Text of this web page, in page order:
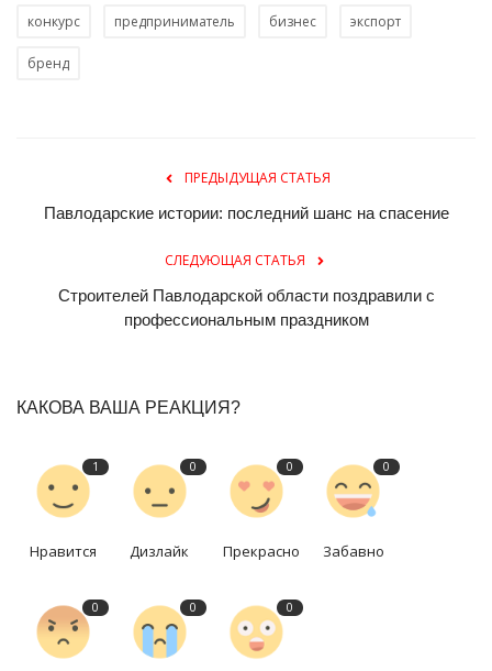
конкурс предприниматель бизнес экспорт
бренд
ПРЕДЫДУЩАЯ СТАТЬЯ
Павлодарские истории: последний шанс на спасение
СЛЕДУЮЩАЯ СТАТЬЯ
Строителей Павлодарской области поздравили с
профессиональным праздником
КАКОВА ВАША РЕАКЦИЯ?
1
Нравится
0
Дизлайк
0
Прекрасно
0
Забавно
0 0 0